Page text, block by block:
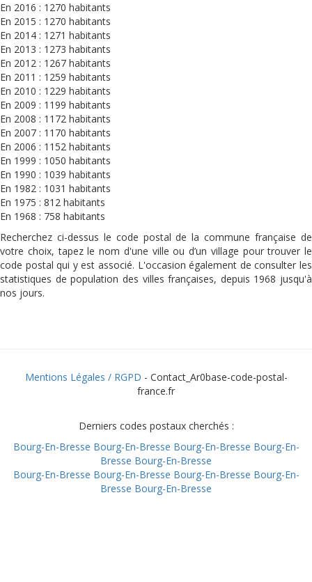
En 2016 : 1270 habitants
En 2015 : 1270 habitants
En 2014 : 1271 habitants
En 2013 : 1273 habitants
En 2012 : 1267 habitants
En 2011 : 1259 habitants
En 2010 : 1229 habitants
En 2009 : 1199 habitants
En 2008 : 1172 habitants
En 2007 : 1170 habitants
En 2006 : 1152 habitants
En 1999 : 1050 habitants
En 1990 : 1039 habitants
En 1982 : 1031 habitants
En 1975 : 812 habitants
En 1968 : 758 habitants
Recherchez ci-dessus le code postal de la commune française de
votre choix, tapez le nom d'une ville ou d’un village pour trouver le
code postal qui y est associé. L'occasion également de consulter les
statistiques de population des villes françaises, depuis 1968 jusqu'à
nos jours.
Mentions Légales / RGPD - Contact_Ar0base-code-postal-
france.fr
Derniers codes postaux cherchés :
Bourg-En-Bresse Bourg-En-Bresse Bourg-En-Bresse Bourg-En-
Bresse Bourg-En-Bresse
Bourg-En-Bresse Bourg-En-Bresse Bourg-En-Bresse Bourg-En-
Bresse Bourg-En-Bresse